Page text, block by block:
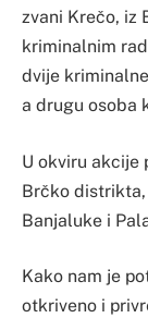
zvani Krečo, iz
kriminalnim
dvije
a drugu osoba
U okviru akcije
Brčko distrikta,
Banjaluke i
Kako nam je
otkriveno i